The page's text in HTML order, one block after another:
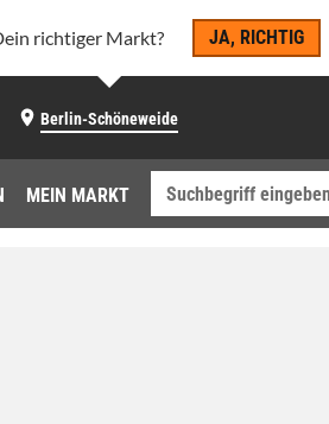
richtiger Markt? JA, RICHTIG
Berlin-Schöneweide
MEIN MARKT